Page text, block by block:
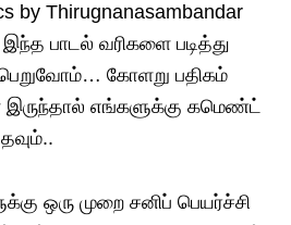
by Thirugnanasambandar
பாடல் வரிகளை படித்து
கோளறு பதிகம்
இருந்தால் எங்களுக்கு கமெண்ட்
ஒரு முறை சனிப் பெயர்ச்சி